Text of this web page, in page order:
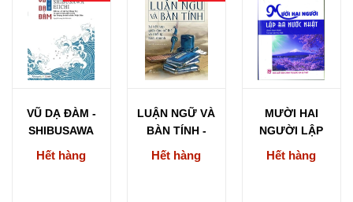
VŨ DẠ ĐÀM -
SHIBUSAWA
Hết hàng
LUẬN NGỮ VÀ
BÀN TÍNH -
SHIBUSAWA
Hết hàng
MƯỜI HAI
NGƯỜI LẬP
RA NƯỚC
Hết hàng